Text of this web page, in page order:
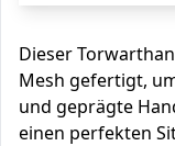
Dieser
Mesh gefertigt,
und geprägte
einen perfekten